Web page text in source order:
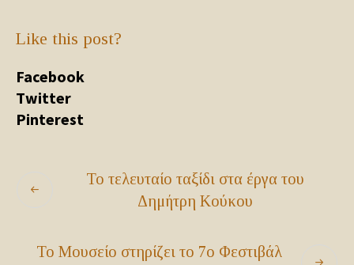
Like this post?
Facebook
Twitter
Pinterest
Το τελευταίο ταξίδι στα έργα του
Δημήτρη Κούκου
Το Μουσείο στηρίζει το 7ο Φεστιβάλ